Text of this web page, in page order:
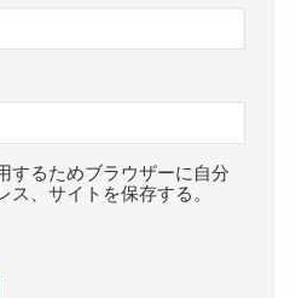
するためブラウザーに自分
ス、サイトを保存する。